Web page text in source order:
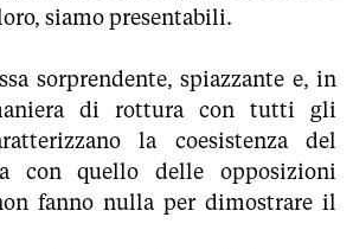
siamo presentabili.
sorprendente, spiazzante e, in
di rottura con tutti gli
la coesistenza del
con quello delle opposizioni
fanno nulla per dimostrare il